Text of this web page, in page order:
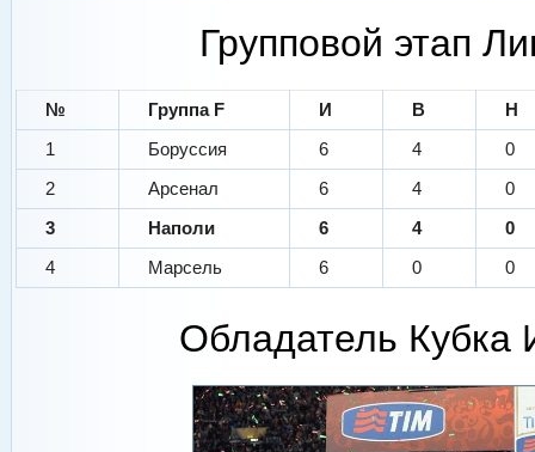
Групповой этап
№ Группа F И В
Н
1
Боруссия 6 4
0
2
Арсенал 6 4
0
3
Наполи 6 4
0
4
Марсель 6 0 0
Обладатель Кубка